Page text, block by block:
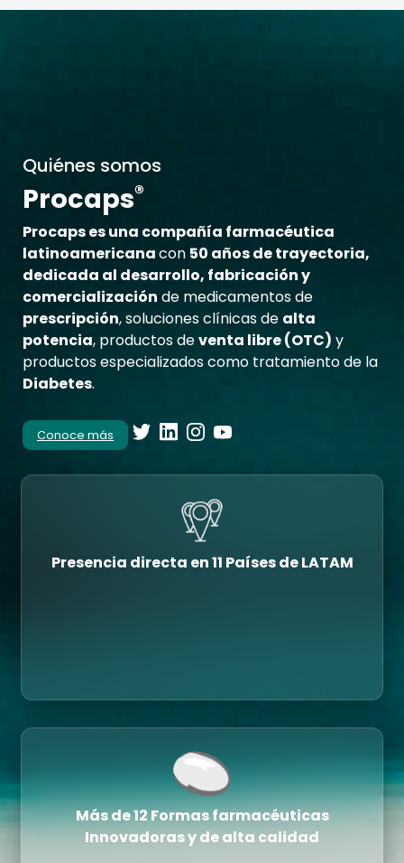
Quiénes somos
Procaps®
Procaps es una compañía farmacéutica
latinoamericanacon 50 años de trayectoria,
dedicada al desarrollo, fabricación y
comercialización de medicamentos de
prescripción, soluciones clínicas de alta
potencia, productos deventa libre (OTC) y
productos especializados como tratamiento de la
Diabetes.
Conoce más
Presencia directa en 11 Países de LATAM
Más de 12 Formas farmacéuticas
Innovadoras y de alta calidad